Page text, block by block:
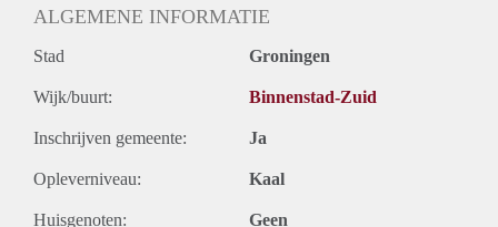
ALGEMENE INFORMATIE
Stad Groningen
Wijk/buurt: Binnenstad-Zuid
Inschrijven gemeente: Ja
Opleverniveau: Kaal
Huisgenoten: Geen